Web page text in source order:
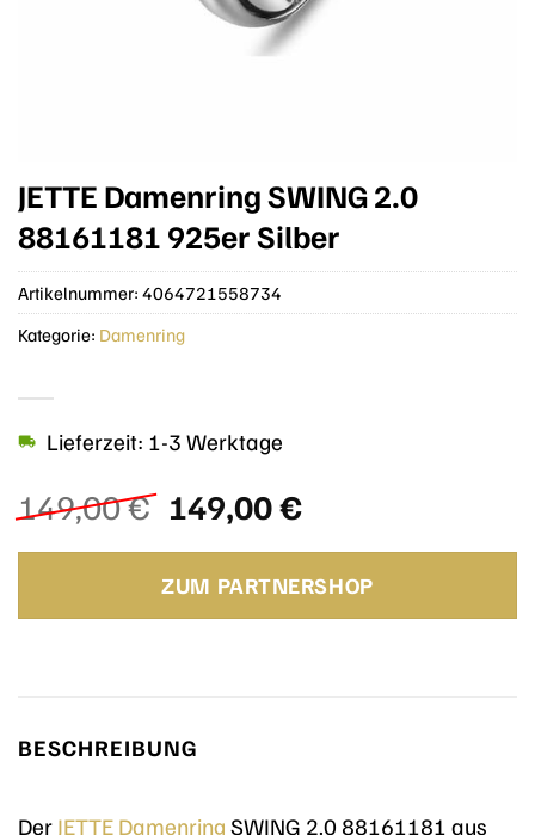
JETTE Damenring SWING 2.0
88161181 925er Silber
149,00€ Ursprünglicher
Preis
war:
149,00 €
149,00€Aktueller
ist:
149,00 €.
Lieferzeit: 1-3 Werktage
ZUM PARTNERSHOP
Artikelnummer: 4064721558734
Kategorie: Damenring
BESCHREIBUNG
Der JETTE Damenring SWING 2.0 88161181 aus